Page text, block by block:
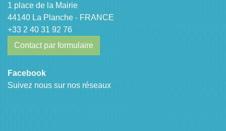
1 place de la Mairie
44140 La Planche - FRANCE
+33 2 40 31 92 76
Contact par formulaire
Facebook
Suivez nous sur nos réseaux